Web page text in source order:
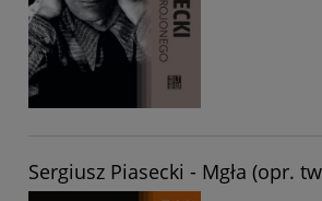
Sergiusz Piasecki - Mgła (opr.